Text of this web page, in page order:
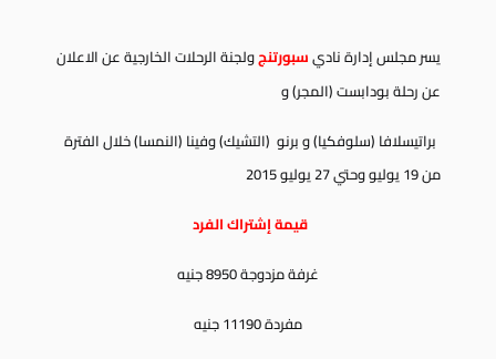
يسر مجلس إدارة ناديسبورتنجولجنة الرحلات الخارجية عن الاعلان
عن رحلة بودابست (المجر) و
براتيسلافا (سلوفكيا) و برنو (التشيك) وفينا (النمسا) خلال الفترة
من 19 يوليو وحتي 27 يوليو 2015
قيمة إشتراك الفرد
غرفة مزدوجة 8950 جنيه
مفردة 11190 جنيه